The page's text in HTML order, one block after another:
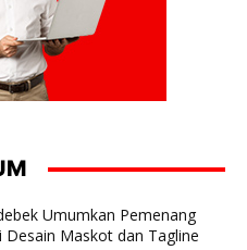
Umumkan Pemenang
Desain Maskot dan Tagline